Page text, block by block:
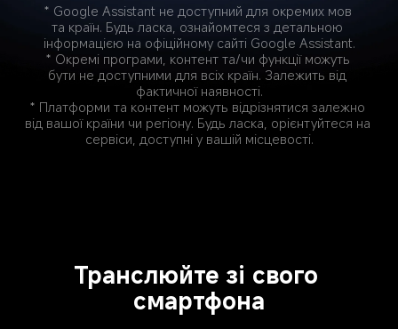
* Google Assistant не доступний для окремих мов
та країн. Будь ласка, ознайомтеся з детальною
інформацією на офіційному сайті Google Assistant.
* Окремі програми, контент та/чи функції можуть
бути не доступними для всіх країн. Залежить від
фактичної наявності.
* Платформи та контент можуть відрізнятися залежно
від вашої країни чи регіону. Будь ласка, орієнтуйтеся на
сервіси, доступні у вашій місцевості.
Транслюйте зі свого
смартфона